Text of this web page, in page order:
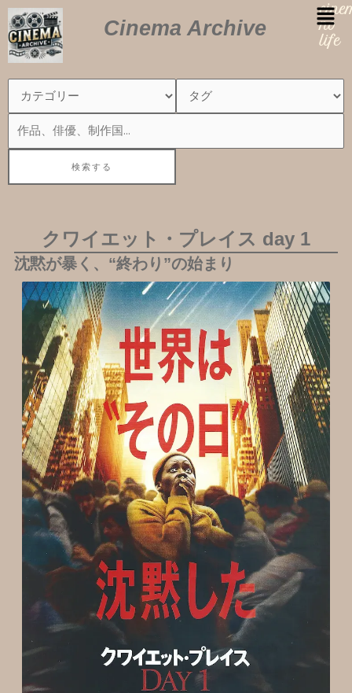
内
容
を
ス
Cinema Archive
no
life
クワイエット・プレイス day 1
沈黙が暴く、“終わり”の始まり